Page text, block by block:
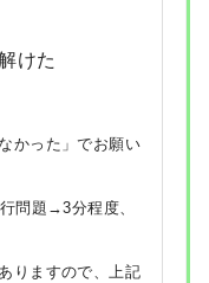
けた
かった」でお願い
問題→3分程度、
りますので、上記